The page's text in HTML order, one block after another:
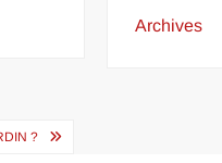
?
Archives